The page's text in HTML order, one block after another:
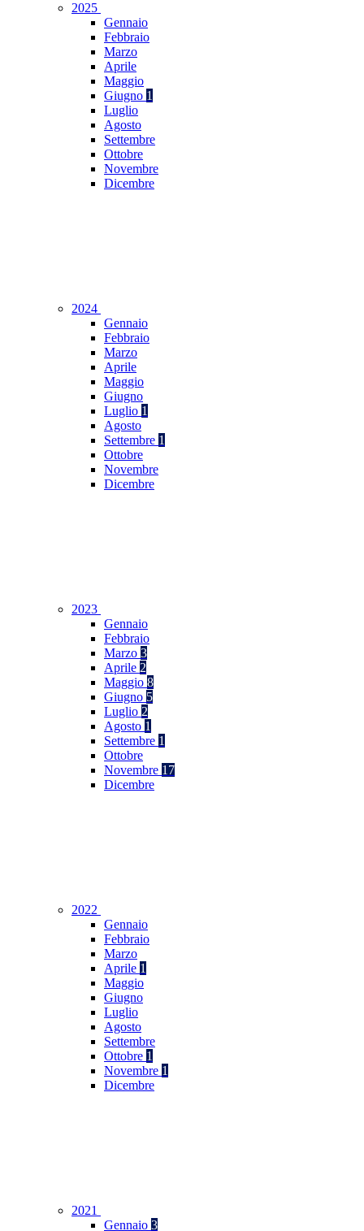
2025
Gennaio
Febbraio
Marzo
Aprile
Maggio
Giugno 1
Luglio
Agosto
Settembre
Ottobre
Novembre
Dicembre
2024
Gennaio
Febbraio
Marzo
Aprile
Maggio
Giugno
Luglio 1
Agosto
Settembre 1
Ottobre
Novembre
Dicembre
2023
Gennaio
Febbraio
Marzo 3
Aprile 2
Maggio 8
Giugno 5
Luglio 2
Agosto 1
Settembre 1
Ottobre
Novembre 17
Dicembre
2022
Gennaio
Febbraio
Marzo
Aprile 1
Maggio
Giugno
Luglio
Agosto
Settembre
Ottobre 1
Novembre 1
Dicembre
2021
Gennaio 3